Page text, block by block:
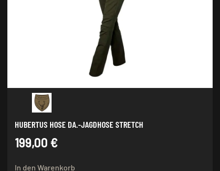
Optionen
können
Produktseite
gewählt
werden
HUBERTUS HOSE DA.-JAGDHOSE STRETCH
199,00 €
In den Warenkorb